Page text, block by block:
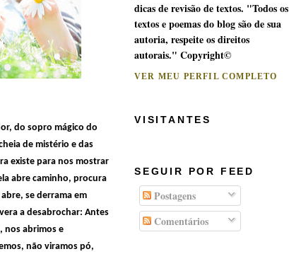
do sopro mágico do
de mistério e das
existe para nos mostrar
abre caminho, procura
se derrama em
a desabrochar: Antes
nos abrimos e
não viramos pó,
dicas de revisão de textos. "Todos os
textos e poemas do blog são de sua
autoria, respeite os direitos
autorais." Copyright©
VER MEU PERFIL COMPLETO
VISITANTES
SEGUIR POR FEED
Postagens
Comentários